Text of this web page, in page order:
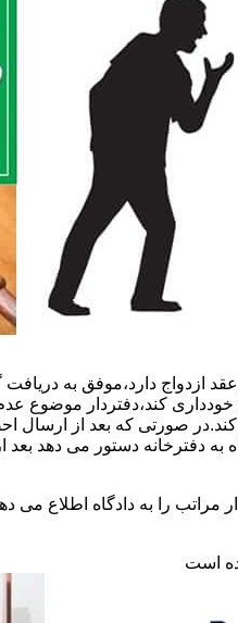
ازدواج دارد،موفق به
خودداری کند،دفتردار موضوع
صورتی که بعد از ارسال
دفترخانه دستور می دهد
مراتب را به دادگاه اطلاع
است